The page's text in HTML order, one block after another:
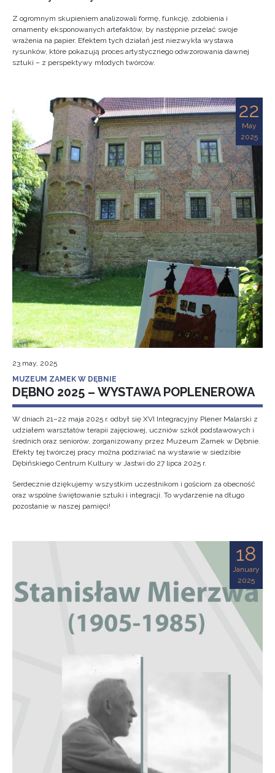
Z ogromnym skupieniem analizowali formę, funkcję, zdobienia i
ornamenty eksponowanych artefaktów, by następnie przelać swoje
wrażenia na papier. Efektem tych działań jest niezwykła wystawa
rysunków, które pokazują proces artystycznego odwzorowania dawnej
sztuki – z perspektywy młodych twórców.
22
May
2025
23 may, 2025
MUZEUM ZAMEK W DĘBNIE
DĘBNO 2025 – WYSTAWA POPLENEROWA
W dniach 21–22 maja 2025 r. odbył się XVI Integracyjny Plener Malarski z
udziałem warsztatów terapii zajęciowej, uczniów szkół podstawowych i
średnich oraz seniorów, zorganizowany przez Muzeum Zamek w Dębnie.
Efekty tej twórczej pracy można podziwiać na wystawie w siedzibie
Dębińskiego Centrum Kultury w Jastwi do 27 lipca 2025 r.
Serdecznie dziękujemy wszystkim uczestnikom i gościom za obecność
oraz wspólne świętowanie sztuki i integracji. To wydarzenie na długo
pozostanie w naszej pamięci!
18
January
2025